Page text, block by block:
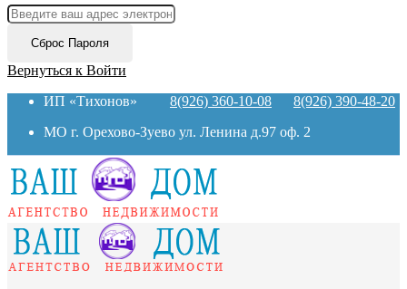
Сброс Пароля
Вернуться к Войти
ИП «Тихонов» 8(926) 360-10-08
8(926) 390-48-20
МО г. Орехово-Зуево ул. Ленина д.97 оф. 2